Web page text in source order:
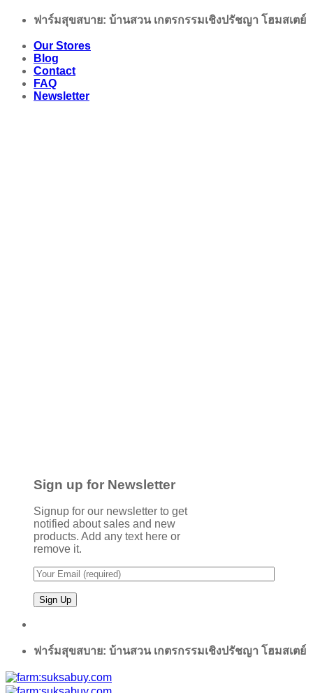
Skip
content
ฟาร์มสุขสบาย: บ้านสวน เกตรกรรมเชิงปรัชญา โฮมสเตย์
Our Stores
Blog
Contact
FAQ
Newsletter
Sign up for Newsletter
Signup for our newsletter to get
notified about sales and new
products. Add any text here or
remove it.
ฟาร์มสุขสบาย: บ้านสวน เกตรกรรมเชิงปรัชญา โฮมสเตย์